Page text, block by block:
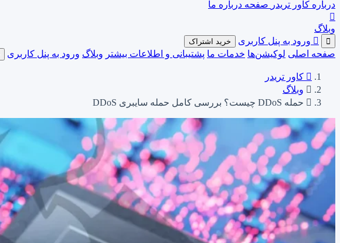
درباره کاور تریدر صفحه درباره ما
وبلاگ
ورود به پنل کاربری
خرید اشتراک
صفحه اصلی لوکیشن‌ها خدمات ما پشتیبانی و اطلاعات بیشتر وبلاگ ورود به پنل کاربری
کاور تریدر
وبلاگ
حمله DDoS چیست؟ بررسی کامل حمله سایبری DDoS